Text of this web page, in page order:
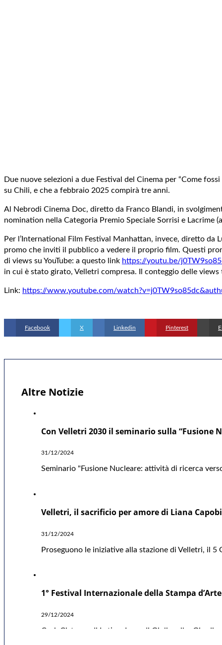
Altre Notizie
Con Velletri 2030 il seminario sulla “Fusione
31/12/2024
Seminario "Fusione Nucleare: attività di ricerca
Velletri, il sacrificio per amore di Liana
31/12/2024
Proseguono le iniziative alla stazione di Velletri, il
1° Festival Internazionale della Stampa
29/12/2024
Cori, Cisterna di Latina, Lago di Giulianello,
Due nuove selezioni a due Festival del Cinema per “Come
su Chili, e che a febbraio 2025 compirà tre anni.
Al Nebrodi Cinema Doc, diretto da Franco Blandi, in
nomination nella Categoria Premio Speciale Sorrisi e Lacrime
Per l’International Film Festival Manhattan, invece, diretto
promo che inviti il pubblico a vedere il proprio film. Questi
di views su YouTube: a questo link https://youtu.be/
in cui è stato girato, Velletri compresa. Il conteggio delle
Link: https://www.youtube.com/
Facebook X Linkedin Pinterest